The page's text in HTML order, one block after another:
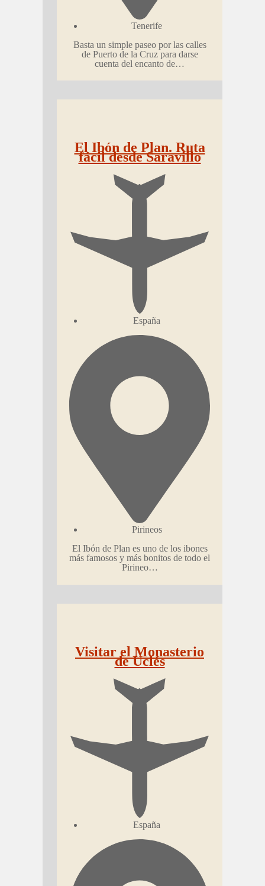
Tenerife
Basta un simple paseo por las calles
de Puerto de la Cruz para darse
cuenta del encanto de…
El Ibón de Plan. Ruta
fácil desde Saravillo
España
Pirineos
El Ibón de Plan es uno de los ibones
más famosos y más bonitos de todo el
Pirineo…
Visitar el Monasterio
de Uclés
España